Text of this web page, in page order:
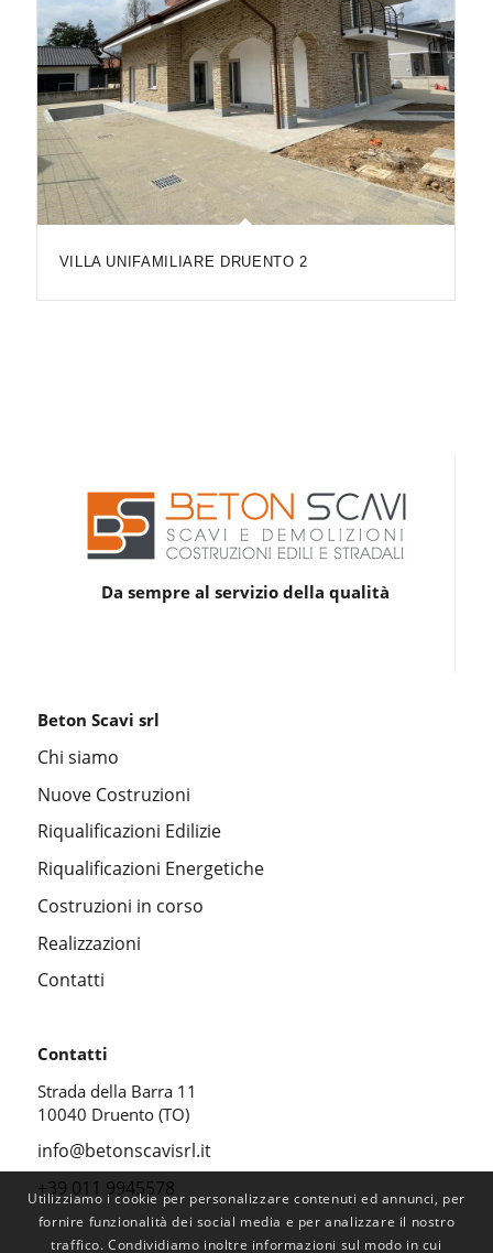
VILLA UNIFAMILIARE DRUENTO 2
Da sempre al servizio della qualità
Beton Scavi srl
Chi siamo
Nuove Costruzioni
Riqualificazioni Edilizie
Riqualificazioni Energetiche
Costruzioni in corso
Realizzazioni
Contatti
Contatti
Strada della Barra 11
10040 Druento (TO)
info@betonscavisrl.it
+39 011 9945578
Utilizziamo i cookie per personalizzare contenuti ed annunci, per
fornire funzionalità dei social media e per analizzare il nostro
traffico. Condividiamo inoltre informazioni sul modo in cui